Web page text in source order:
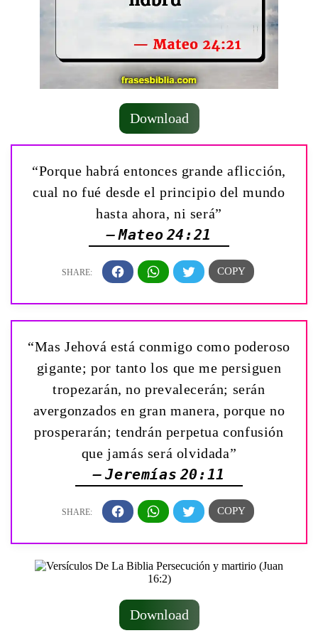
Download
“Porque habrá entonces grande aflicción,
cual no fué desde el principio del mundo
hasta ahora, ni será”
— Mateo 24:21
“Mas Jehová está conmigo como poderoso
gigante; por tanto los que me persiguen
tropezarán, no prevalecerán; serán
avergonzados en gran manera, porque no
prosperarán; tendrán perpetua confusión
que jamás será olvidada”
— Jeremías 20:11
Download